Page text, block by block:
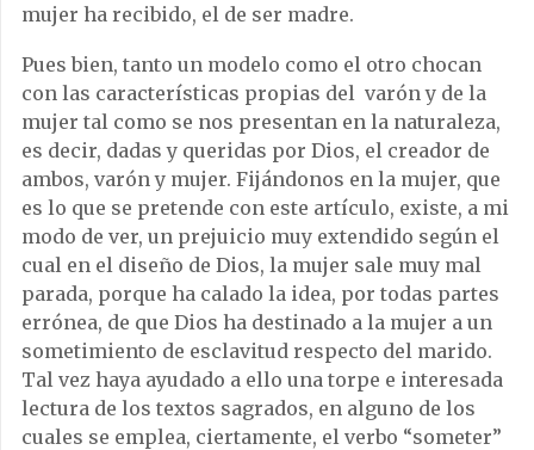
mujer ha recibido, el de ser madre.
Pues bien, tanto un modelo como el otro chocan
con las características propias del varón y de la
mujer tal como se nos presentan en la naturaleza,
es decir, dadas y queridas por Dios, el creador de
ambos, varón y mujer. Fijándonos en la mujer, que
es lo que se pretende con este artículo, existe, a mi
modo de ver, un prejuicio muy extendido según el
cual en el diseño de Dios, la mujer sale muy mal
parada, porque ha calado la idea, por todas partes
errónea, de que Dios ha destinado a la mujer a un
sometimiento de esclavitud respecto del marido.
Tal vez haya ayudado a ello una torpe e interesada
lectura de los textos sagrados, en alguno de los
cuales se emplea, ciertamente, el verbo “someter”